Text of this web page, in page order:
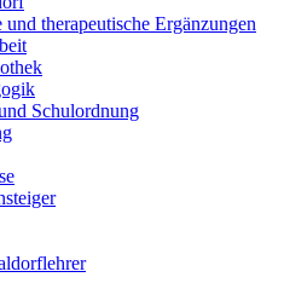
und therapeutische Ergänzungen
Schulordnung